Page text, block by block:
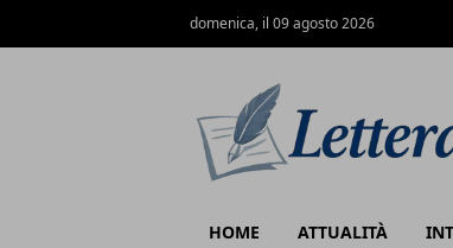
domenica, il 09 agosto 2026
HOME ATTUALITÀ